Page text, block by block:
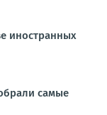
иностранных
самые